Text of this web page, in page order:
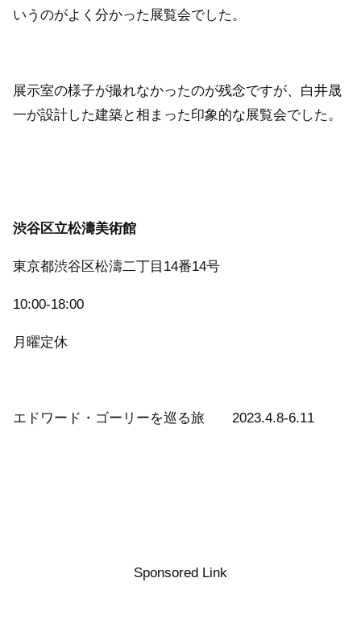
いうのがよく分かった展覧会でした。
展示室の様子が撮れなかったのが残念ですが、白井晟
一が設計した建築と相まった印象的な展覧会でした。
渋谷区立松濤美術館
東京都渋谷区松濤二丁目14番14号
10:00-18:00
月曜定休
エドワード・ゴーリーを巡る旅 2023.4.8-6.11
Sponsored Link